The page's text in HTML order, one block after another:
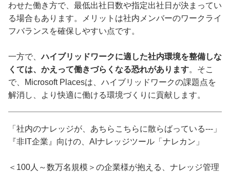
わせた働き方で、最低出社日数や指定出社日が決まってい
る場合もあります。メリットは社内メンバーのワークライ
フバランスを確保しやすい点です。
一方で、ハイブリッドワークに適した社内環境を整備しな
くては、かえって働きづらくなる恐れがあります。そこ
で、Microsoft Placesは、ハイブリッドワークの課題点を
解消し、より快適に働ける環境づくりに貢献します。
「社内のナレッジが、あちらこちらに散らばっている---」
『非IT企業』向けの、AIナレッジツール「ナレカン」
＜100人～数万名規模＞の企業様が抱える、ナレッジ管理